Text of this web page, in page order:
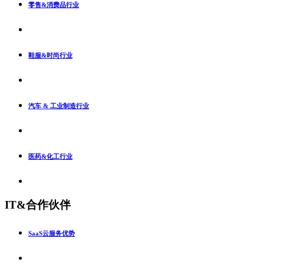
零售&消费品行业
鞋服&时尚行业
汽车 & 工业制造行业
医药&化工行业
IT&合作伙伴
SaaS云服务优势